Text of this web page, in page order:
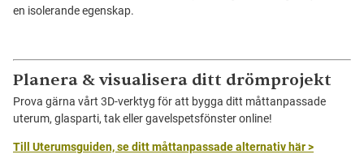
en isolerande egenskap.
Planera & visualisera ditt drömprojekt
Prova gärna vårt 3D-verktyg för att bygga ditt måttanpassade
uterum, glasparti, tak eller gavelspetsfönster online!
Till Uterumsguiden, se ditt måttanpassade alternativ här >